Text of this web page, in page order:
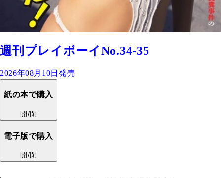
週刊プレイボーイNo.34-35
2026年08月10日発売
紙の本で購入
開/閉
電子版で購入
開/閉